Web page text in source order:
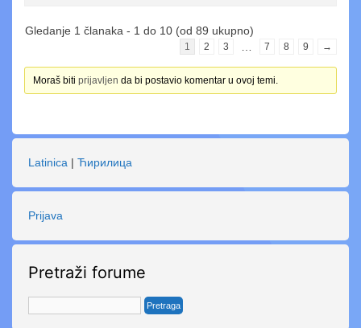
Gledanje 1 članaka - 1 do 10 (od 89 ukupno)
1 2 3 7 8 9 →
Moraš bitiprijavljen da bi postavio komentar u ovoj temi.
Latinica | Ћирилица
Prijava
Pretraži forume